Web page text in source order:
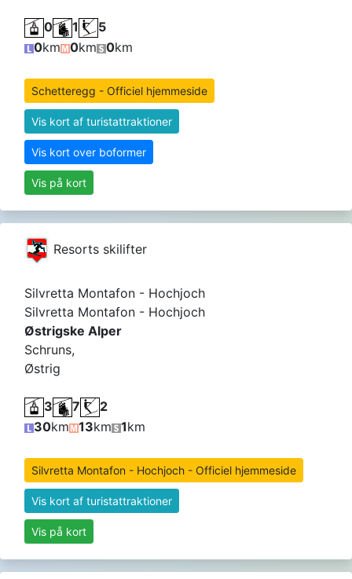
0 1
5
0km 0km 0km
Schetteregg - Officiel hjemmeside
Vis kort af turistattraktioner
Vis kort over boformer
Vis på kort
Resorts skilifter
Silvretta Montafon - Hochjoch
Silvretta Montafon - Hochjoch
Østrigske Alper
Schruns,
Østrig
3 7
2
30km 13km 1km
Silvretta Montafon - Hochjoch - Officiel hjemmeside
Vis kort af turistattraktioner
Vis på kort